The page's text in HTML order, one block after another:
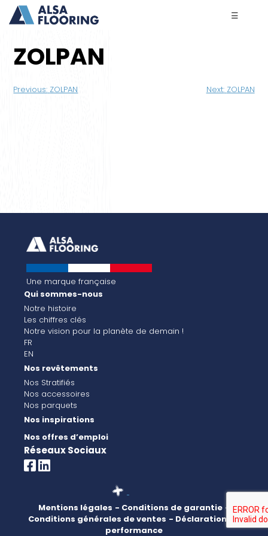
☰
ZOLPAN
Navigation
Previous: ZOLPAN Next: ZOLPAN
Une marque française
Qui sommes-nous
Notre histoire
Les chiffres clés
Notre vision pour la planète de demain !
FR
EN
Nos revêtements
Nos Stratifiés
Nos accessoires
Nos parquets
Nos inspirations
Nos offres d’emploi
Réseaux Sociaux
Mentions légales - Conditions de garantie -
Conditions générales de ventes - Déclaration de
performance